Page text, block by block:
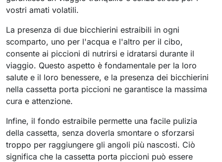
vostri amati volatili.
La presenza di due bicchierini estraibili in ogni
scomparto, uno per l'acqua e l'altro per il cibo,
consente ai piccioni di nutrirsi e idratarsi durante il
viaggio. Questo aspetto è fondamentale per la loro
salute e il loro benessere, e la presenza dei bicchierini
nella cassetta porta piccioni ne garantisce la massima
cura e attenzione.
Infine, il fondo estraibile permette una facile pulizia
della cassetta, senza doverla smontare o sforzarsi
troppo per raggiungere gli angoli più nascosti. Ciò
significa che la cassetta porta piccioni può essere